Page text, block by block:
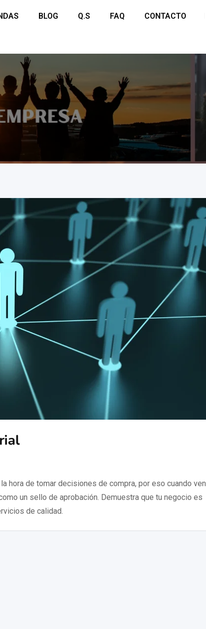
BLOG Q.S FAQ CONTACTO
hora de tomar decisiones de compra, por eso cuando ven
un sello de aprobación. Demuestra que tu negocio es
de calidad.